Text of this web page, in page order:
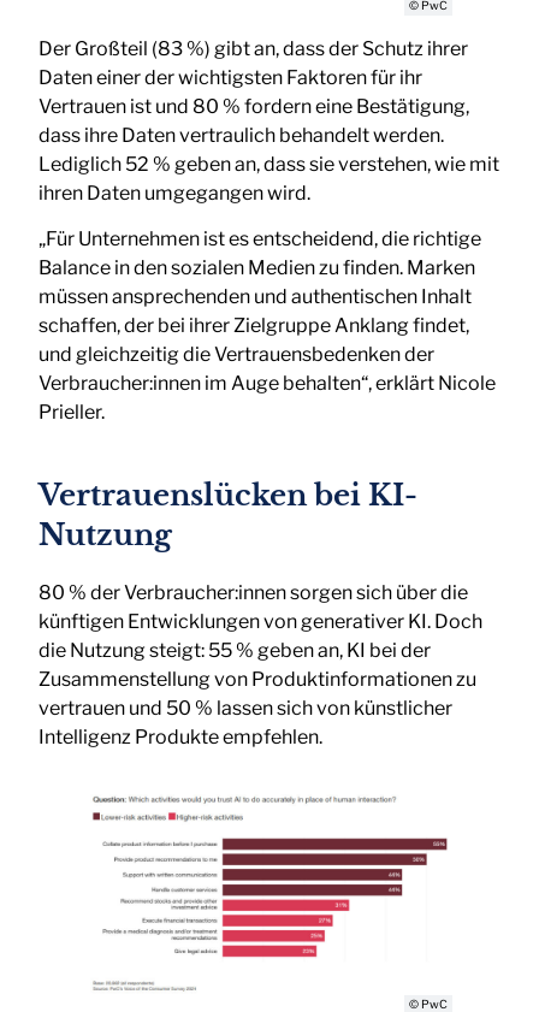
© PwC
Der Großteil (83 %) gibt an, dass der Schutz ihrer
Daten einer der wichtigsten Faktoren für ihr
Vertrauen ist und 80 % fordern eine Bestätigung,
dass ihre Daten vertraulich behandelt werden.
Lediglich 52 % geben an, dass sie verstehen, wie mit
ihren Daten umgegangen wird.
„Für Unternehmen ist es entscheidend, die richtige
Balance in den sozialen Medien zu finden. Marken
müssen ansprechenden und authentischen Inhalt
schaffen, der bei ihrer Zielgruppe Anklang findet,
und gleichzeitig die Vertrauensbedenken der
Verbraucher:innen im Auge behalten“, erklärt Nicole
Prieller.
Vertrauenslücken bei KI-
Nutzung
80 % der Verbraucher:innen sorgen sich über die
künftigen Entwicklungen von generativer KI. Doch
die Nutzung steigt: 55 % geben an, KI bei der
Zusammenstellung von Produktinformationen zu
vertrauen und 50 % lassen sich von künstlicher
Intelligenz Produkte empfehlen.
© PwC